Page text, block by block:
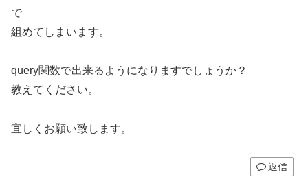
で
組めてしまいます。
query関数で出来るようになりますでしょうか？
教えてください。
宜しくお願い致します。
返信